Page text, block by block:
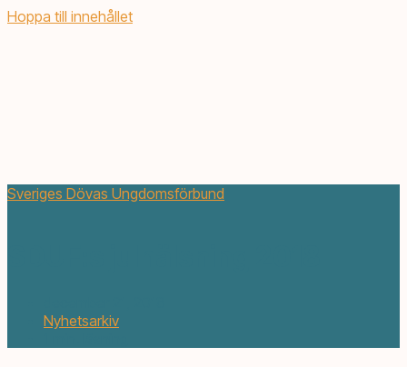
Hoppa till innehållet
Sveriges Dövas Ungdomsförbund
Nyhetsarkiv